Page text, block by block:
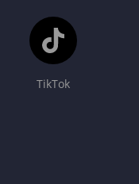
TikTok